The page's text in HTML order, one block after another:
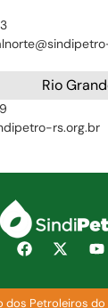
Rio
rs.org.br
Petroleiros do